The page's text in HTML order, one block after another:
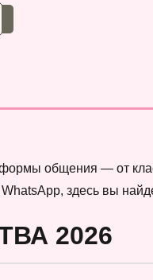
общения — от
здесь вы
2026